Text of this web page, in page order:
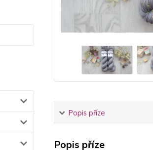
Popis příze
Popis příze